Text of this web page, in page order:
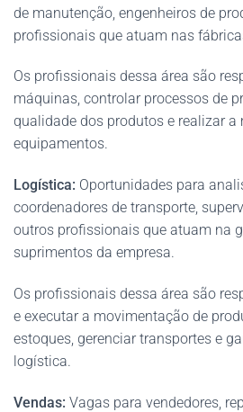
de manutenção, engenheiros de
profissionais que atuam nas
Os profissionais dessa área são
máquinas, controlar processos de
qualidade dos produtos e realizar a
equipamentos.
Logística: Oportunidades para
coordenadores de transporte,
outros profissionais que atuam na
suprimentos da empresa.
Os profissionais dessa área são
e executar a movimentação de
estoques, gerenciar transportes e
logística.
Vendas: Vagas para vendedores,